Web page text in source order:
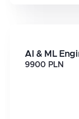
AI & ML
9900 PLN